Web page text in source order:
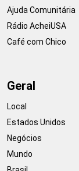
Ajuda Comunitária
Rádio AcheiUSA
Café com Chico
Geral
Local
Estados Unidos
Negócios
Mundo